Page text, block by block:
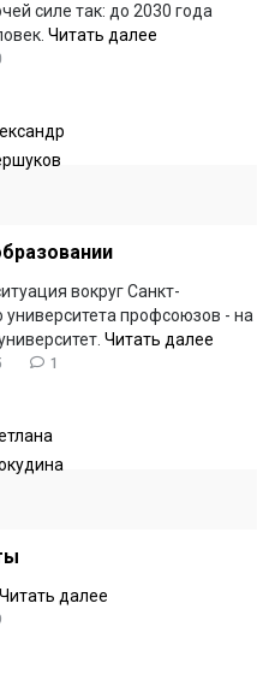
силе так: до 2030 года
Читать далее
вокруг Санкт-
университета профсоюзов - на
Читать далее
1
Читать далее